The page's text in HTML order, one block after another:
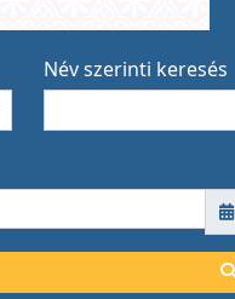
Név szerinti keresés